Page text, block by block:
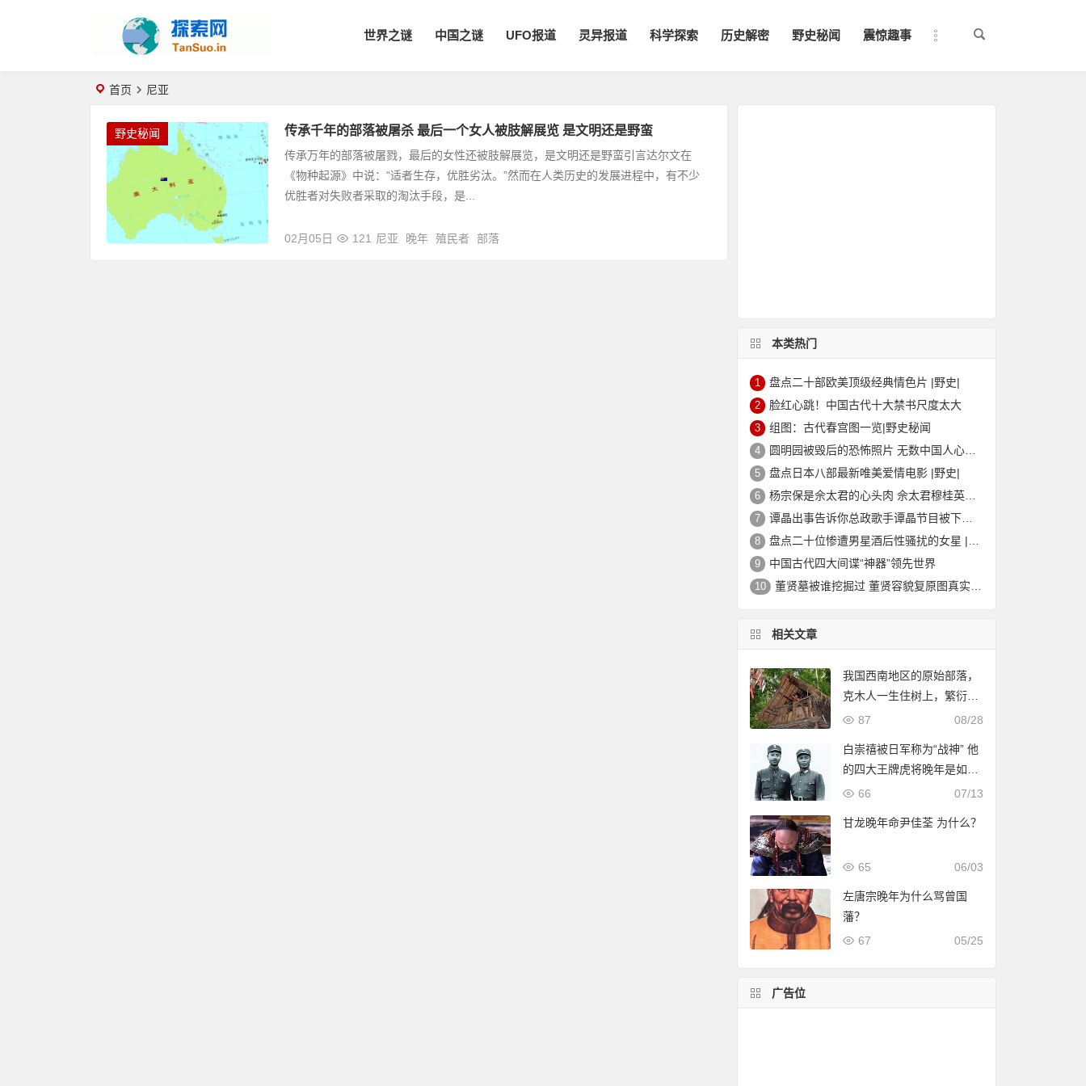
世界之谜 中国之谜 UFO报道 灵异报道 科学探索 历史解密 野史秘闻 震惊趣事
首页 尼亚
野史秘闻 传承千年的部落被屠杀 最后一个女人被肢解展览 是文明还是野蛮
传承万年的部落被屠戮，最后的女性还被肢解展览，是文明还是野蛮引言达尔文在
《物种起源》中说：“适者生存，优胜劣汰。”然而在人类历史的发展进程中，有不少
优胜者对失败者采取的淘汰手段，是...
02月05日 121 尼亚 晚年 殖民者 部落
本类热门
1 盘点二十部欧美顶级经典情色片 |野史|
2 脸红心跳！中国古代十大禁书尺度太大
3 组图：古代春宫图一览|野史秘闻
4 圆明园被毁后的恐怖照片 无数中国人心中的痛
5 盘点日本八部最新唯美爱情电影 |野史|
6 杨宗保是佘太君的心头肉 佘太君穆桂英的故事|野史秘闻
7 谭晶出事告诉你总政歌手谭晶节目被下架的真相
8 盘点二十位惨遭男星酒后性骚扰的女星 |野史|
9 中国古代四大间谍“神器”领先世界
10 董贤墓被谁挖掘过 董贤容貌复原图真实外貌|野史秘闻
相关文章
我国西南地区的原始部落，
克木人一生住树上，繁衍方
式令人意外
08/28
87
白崇禧被日军称为“战神” 他
的四大王牌虎将晚年是如何
收场的？
07/13
66
甘龙晚年命尹佳荃 为什么？
06/03
65
左唐宗晚年为什么骂曾国
藩？
05/25
67
广告位